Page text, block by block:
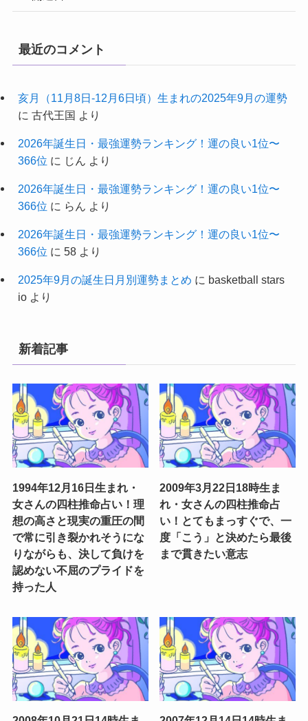
最近のコメント
亥月（11月8日-12月6日頃）生まれの2025年9月の運勢
に 古代王国 より
2026年誕生日・最強運勢ランキング！運の良い1位〜
366位 に じん より
2026年誕生日・最強運勢ランキング！運の良い1位〜
366位 に らん より
2026年誕生日・最強運勢ランキング！運の良い1位〜
366位 に 58より
2025年9月の誕生日月別運勢まとめ に basketball stars
ioより
新着記事
1994年12月16日生まれ・
女さんの四柱推命占い！理
想の高さと現実の重圧の間
で常に引き裂かれそうにな
りながらも、決して負けを
認めない不屈のプライドを
持った人
2009年3月22日18時生ま
れ・女さんの四柱推命占
い！とてもまっすぐで、一
度「こう」と決めたら最後
まで貫きたい意志